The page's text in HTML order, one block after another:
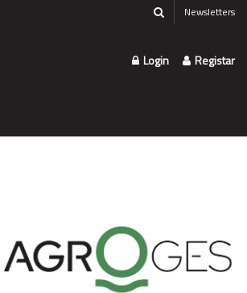
Newsletters
Login Registar